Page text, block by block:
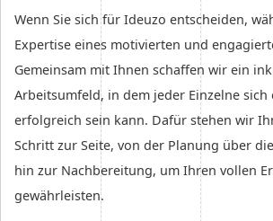
Wenn Sie sich für Ideuzo entscheiden,
Expertise eines motivierten und
Gemeinsam mit Ihnen schaffen wir ein
Arbeitsumfeld, in dem jeder Einzelne
erfolgreich sein kann. Dafür stehen wir
Schritt zur Seite, von der Planung über
hin zur Nachbereitung, um Ihren vollen
gewährleisten.